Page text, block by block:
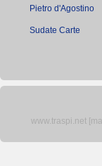
Pietro d'Agostino
Sudate Carte
www.traspi.net